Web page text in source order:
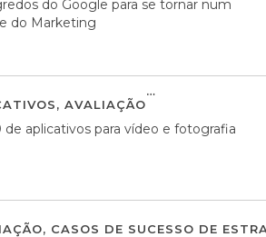
do Google para se tornar num
do Marketing
, AVALIAÇÃO
de aplicativos para vídeo e fotografia
, CASOS DE SUCESSO DE